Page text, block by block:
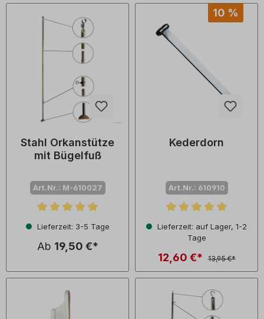
Stahl Orkanstütze
mit Bügelfuß
Art.Nr.: M-610027
Durchschnittliche Bewertung von 5 von 5 Sternen
Lieferzeit: 3-5 Tage
Ab 19,50 €*
10 %
Kederdorn
Art.Nr.: 610910
Durchschnittliche
Lieferzeit: auf Lager, 1-2
Tage
12,60 €* 13,95 €*